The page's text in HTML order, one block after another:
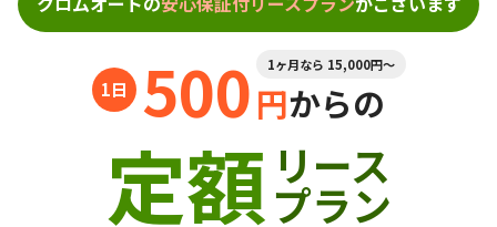
500 1ヶ月なら 15,000円～
円からの
定額 リース
プラン